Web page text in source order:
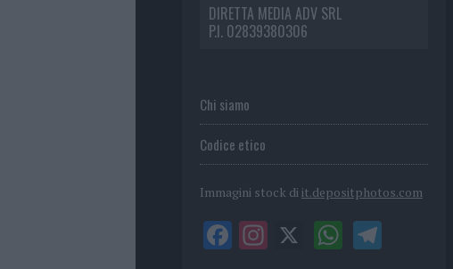
DIRETTA MEDIA ADV SRL
P.I. 02839380306
Chi siamo
Codice etico
Immagini stock di it.depositphotos.com